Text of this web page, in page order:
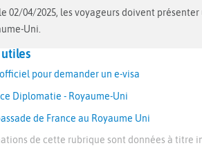
Uni.
pour demander un e-visa
Diplomatie - Royaume-Uni
de France au Royaume Uni
de cette rubrique sont données à